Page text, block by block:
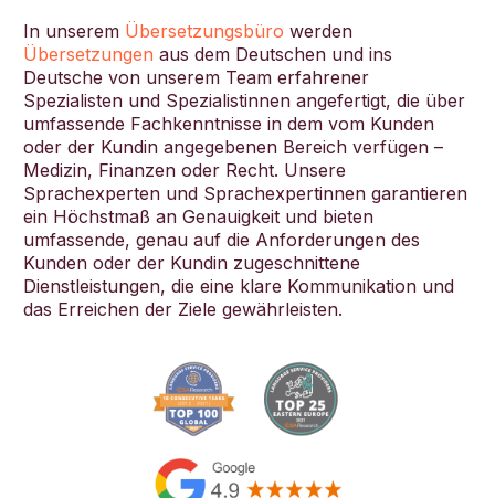
In unserem Übersetzungsbüro werden
Übersetzungen aus dem Deutschen und ins
Deutsche von unserem Team erfahrener
Spezialisten und Spezialistinnen angefertigt, die über
umfassende Fachkenntnisse in dem vom Kunden
oder der Kundin angegebenen Bereich verfügen –
Medizin, Finanzen oder Recht. Unsere
Sprachexperten und Sprachexpertinnen garantieren
ein Höchstmaß an Genauigkeit und bieten
umfassende, genau auf die Anforderungen des
Kunden oder der Kundin zugeschnittene
Dienstleistungen, die eine klare Kommunikation und
das Erreichen der Ziele gewährleisten.